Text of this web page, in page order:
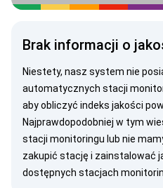
Brak informacji o
Niestety, nasz system nie
automatycznych stacji
aby obliczyć indeks jakości
Najprawdopodobniej w tym
stacji monitoringu lub nie
zakupić stację i zainstalować
dostępnych stacjach